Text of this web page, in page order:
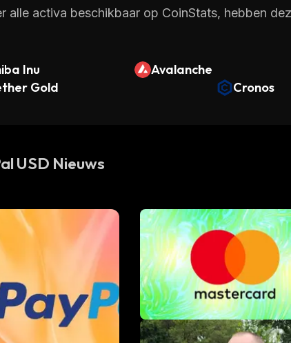
alle activa beschikbaar op CoinStats, hebben
Inu Avalanche
Gold Cronos
USD Nieuws